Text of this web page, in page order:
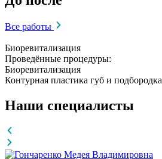
Все работы
Биоревитализация
Проведённые процедуры:
Биоревитализация
Контурная пластика губ и подбородка
Наши специалисты